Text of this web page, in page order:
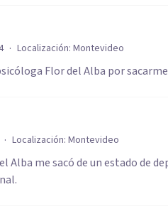
· Localización: Montevideo
Flor del Alba por
· Localización: Montevideo
Alba me sacó de un estado de